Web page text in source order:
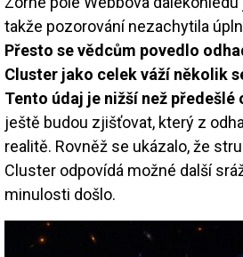
takže pozorování nezachytila
Přesto se vědcům povedlo
Cluster jako celek váží několik
Tento údaj je nižší než předešlé
ještě budou zjišťovat, který z
realitě. Rovněž se ukázalo, že
Cluster odpovídá možné další
minulosti došlo.